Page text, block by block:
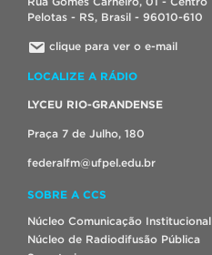
Pelotas - RS, Brasil - 96010-610
clique para ver o e-mail
LOCALIZE A RÁDIO
LYCEU RIO-GRANDENSE
Praça 7 de Julho, 180
federalfm@ufpel.edu.br
SOBRE A CCS
Núcleo Comunicação Institucional
Núcleo de Radiodifusão Pública